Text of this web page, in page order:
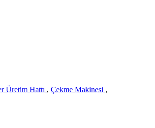
Üretim Hattı , Çekme Makinesi ,